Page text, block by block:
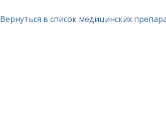
Вернуться в список медицинских